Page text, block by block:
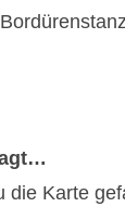
die Karte